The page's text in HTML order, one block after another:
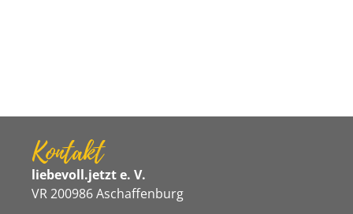
Kontakt
liebevoll.jetzt e. V.
VR 200986 Aschaffenburg